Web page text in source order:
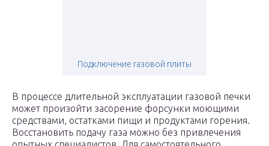
Подключение газовой плиты
В процессе длительной эксплуатации газовой печки
может произойти засорение форсунки моющими
средствами, остатками пищи и продуктами горения.
Восстановить подачу газа можно без привлечения